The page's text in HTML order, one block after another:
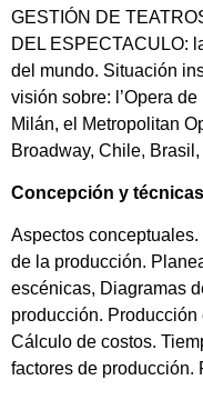
GESTIÓN DE
DEL ESPECTACULO:
del mundo. Situación
visión sobre: l’Opera
Milán, el Metropolitan
Broadway, Chile,
Concepción y
Aspectos
de la producción.
escénicas, Diagramas
producción.
Cálculo de costos.
factores de producción.